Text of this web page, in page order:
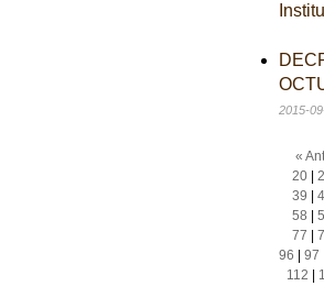
2015-
«
20|
39
58
77
96
97
112